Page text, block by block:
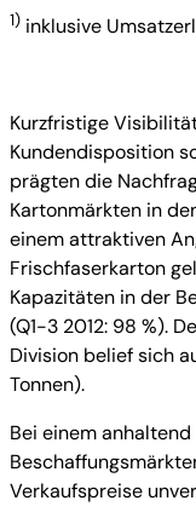
1) inklusive
Kurzfristige
Kundendisposition
prägten die
Kartonmärkten in
einem attraktiven
Frischfaserkarton
Kapazitäten in der
(Q1-3 2012: 98 %).
Division belief sich
Tonnen).
Bei einem
Verkaufspreise